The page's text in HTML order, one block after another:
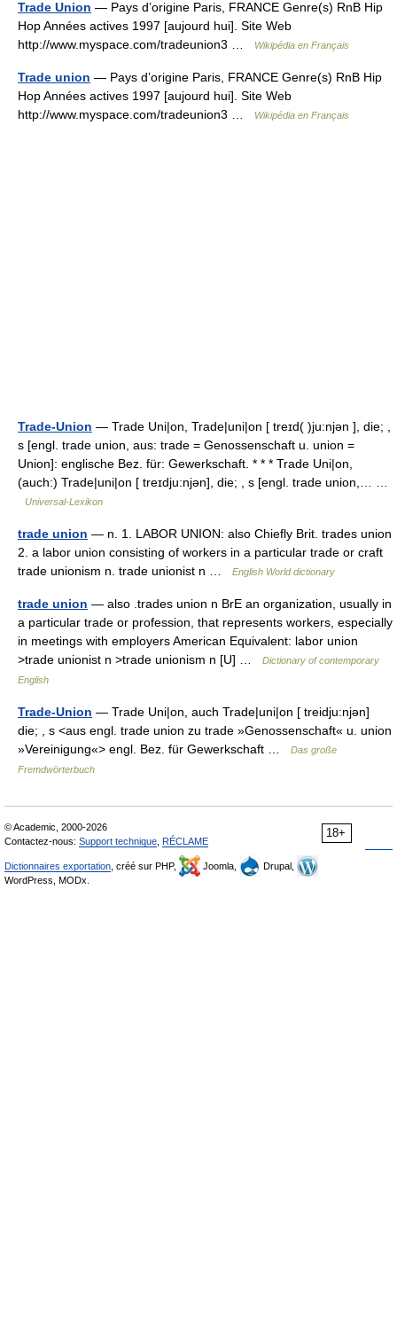
Trade Union — Pays d’origine Paris, FRANCE Genre(s) RnB Hip
Hop Années actives 1997 [aujourd hui]. Site Web
http://www.myspace.com/tradeunion3 …
Wikipédia en Français
Trade union — Pays d’origine Paris, FRANCE Genre(s) RnB Hip
Hop Années actives 1997 [aujourd hui]. Site Web
http://www.myspace.com/tradeunion3 …
Wikipédia en Français
Trade-Union — Trade Uni|on, Trade|uni|on [ treɪd( )ju:njən ], die; ,
s [engl. trade union, aus: trade = Genossenschaft u. union =
Union]: englische Bez. für: Gewerkschaft. * * * Trade Uni|on,
(auch:) Trade|uni|on [ treɪdju:njən], die; , s [engl. trade union,… …
Universal-Lexikon
trade union — n. 1. LABOR UNION: also Chiefly Brit. trades union
2. a labor union consisting of workers in a particular trade or craft
trade unionism n. trade unionist n …
English World dictionary
trade union — also .trades union n BrE an organization, usually in
a particular trade or profession, that represents workers, especially
in meetings with employers American Equivalent: labor union
>trade unionist n >trade unionism n [U] …
Dictionary of contemporary
English
Trade-Union — Trade Uni|on, auch Trade|uni|on [ treidju:njən]
die; , s <aus engl. trade union zu trade »Genossenschaft« u. union
»Vereinigung«> engl. Bez. für Gewerkschaft …
Das große
Fremdwörterbuch
18+
© Academic, 2000-2026
Contactez-nous: Support technique RÉCLAME
Dictionnaires exportation , créé sur PHP, Joomla,
Drupal,
WordPress, MODx.